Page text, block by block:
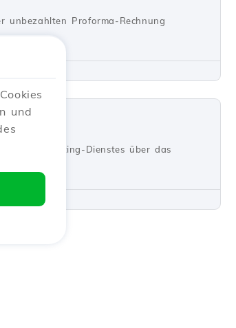
Proforma-Rechnung
eines Hosting-Dienstes über das
und